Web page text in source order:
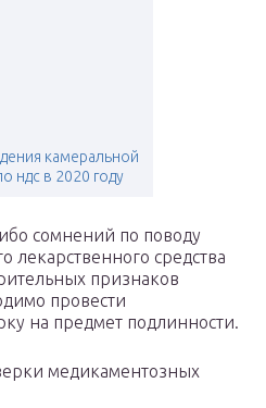
камеральной
ндс в 2020 году
сомнений по поводу
лекарственного средства
признаков
провести
на предмет подлинности.
медикаментозных